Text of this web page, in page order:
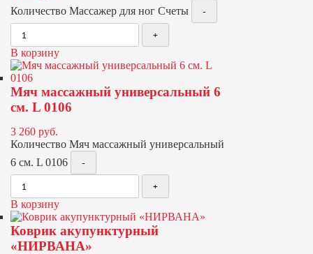
Количество Массажер для ног Счеты
В корзину
Мяч массажный универсальный 6
см. L 0106
3 260 руб.
Количество Мяч массажный универсальный
6 см. L 0106
В корзину
Коврик акупунктурный
«НИРВАНА»